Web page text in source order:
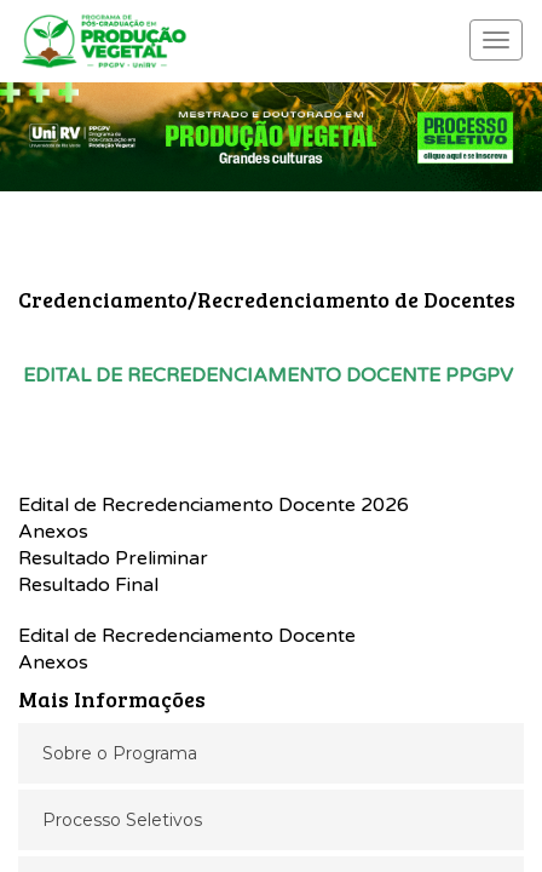
Menu
Credenciamento/Recredenciamento de Docentes
EDITAL DE RECREDENCIAMENTO DOCENTE PPGPV
Edital de Recredenciamento Docente 2026
Anexos
Resultado Preliminar
Resultado Final
Edital de Recredenciamento Docente
Anexos
Mais Informações
Sobre o Programa
Processo Seletivos